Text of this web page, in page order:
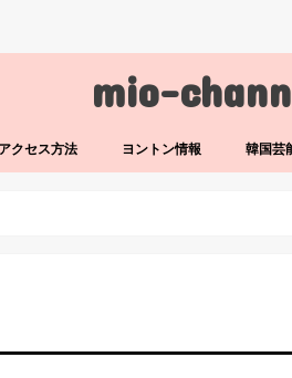
mio-
アクセス方法 ヨントン情報 韓国芸